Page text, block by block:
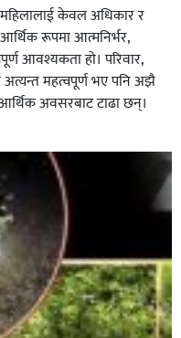
केवल अधिकार र
रूपमा आत्मनिर्भर,
आवश्यकता हो। परिवार,
अत्यन्त महत्वपूर्ण भए पनि अझै
अवसरबाट टाढा छन्।